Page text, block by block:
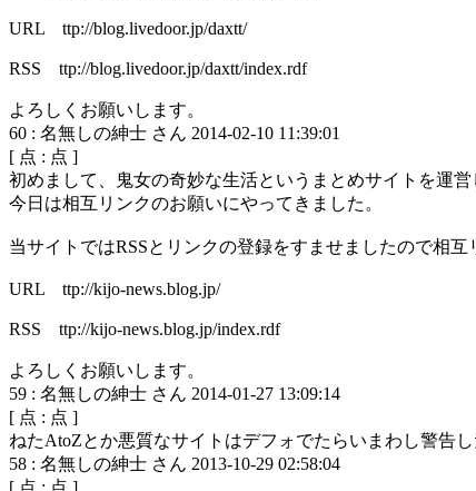
URL ttp://blog.livedoor.jp/daxtt/
RSS ttp://blog.livedoor.jp/daxtt/index.rdf
よろしくお願いします。
60 : 名無しの紳士 さん 2014-02-10 11:39:01
[ 点 : 点 ]
初めまして、鬼女の奇妙な生活というまとめサイトを運営
今日は相互リンクのお願いにやってきました。
当サイトではRSSとリンクの登録をすませましたので相互
URL ttp://kijo-news.blog.jp/
RSS ttp://kijo-news.blog.jp/index.rdf
よろしくお願いします。
59 : 名無しの紳士 さん 2014-01-27 13:09:14
[ 点 : 点 ]
ねたAtoZとか悪質なサイトはデフォでたらいまわし警告
58 : 名無しの紳士 さん 2013-10-29 02:58:04
[ 点 : 点 ]